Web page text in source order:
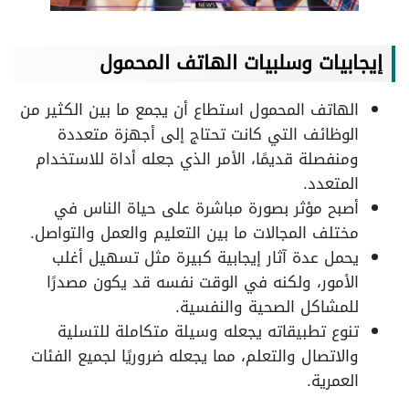
إيجابيات وسلبيات الهاتف المحمول
الهاتف المحمول استطاع أن يجمع ما بين الكثير من
الوظائف التي كانت تحتاج إلى أجهزة متعددة
ومنفصلة قديمًا، الأمر الذي جعله أداة للاستخدام
المتعدد.
أصبح مؤثر بصورة مباشرة على حياة الناس في
مختلف المجالات ما بين التعليم والعمل والتواصل.
يحمل عدة آثار إيجابية كبيرة مثل تسهيل أغلب
الأمور، ولكنه في الوقت نفسه قد يكون مصدرًا
للمشاكل الصحية والنفسية.
تنوع تطبيقاته يجعله وسيلة متكاملة للتسلية
والاتصال والتعلم، مما يجعله ضروريًا لجميع الفئات
العمرية.